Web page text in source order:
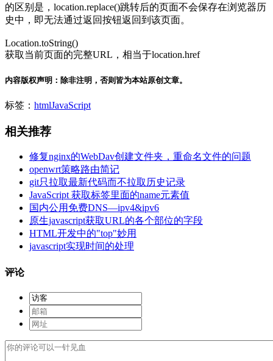
的区别是，location.replace()跳转后的页面不会保存在浏览器历
史中，即无法通过返回按钮返回到该页面。
Location.toString()
获取当前页面的完整URL，相当于location.href
内容版权声明：除非注明，否则皆为本站原创文章。
标签： htmlJavaScript
相关推荐
修复nginx的WebDav创建文件夹，重命名文件的问题
openwrt策略路由简记
git只拉取最新代码而不拉取历史记录
JavaScript 获取标签里面的name元素值
国内公用免费DNS—ipv4&ipv6
原生javascript获取URL的各个部位的字段
HTML开发中的"top"妙用
javascript实现时间的处理
评论